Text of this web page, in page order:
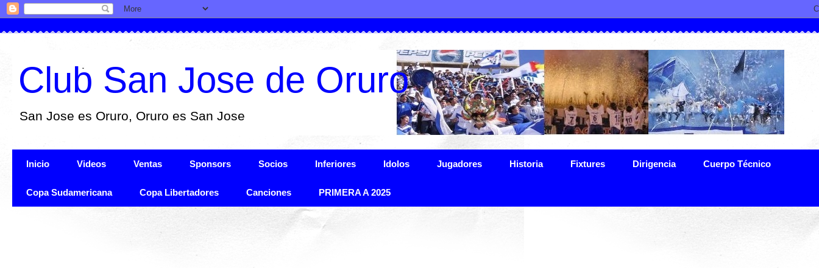
Club San Jose de Oruro
San Jose es Oruro, Oruro es San Jose
Inicio Videos Ventas Sponsors Socios Inferiores Idolos Jugadores Historia Fixtures Dirigencia Cuerpo Técnico
Copa Sudamericana Copa Libertadores Canciones PRIMERA A 2025